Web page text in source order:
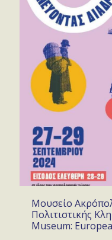
Μουσείο
Πολιτιστικής
Museum: